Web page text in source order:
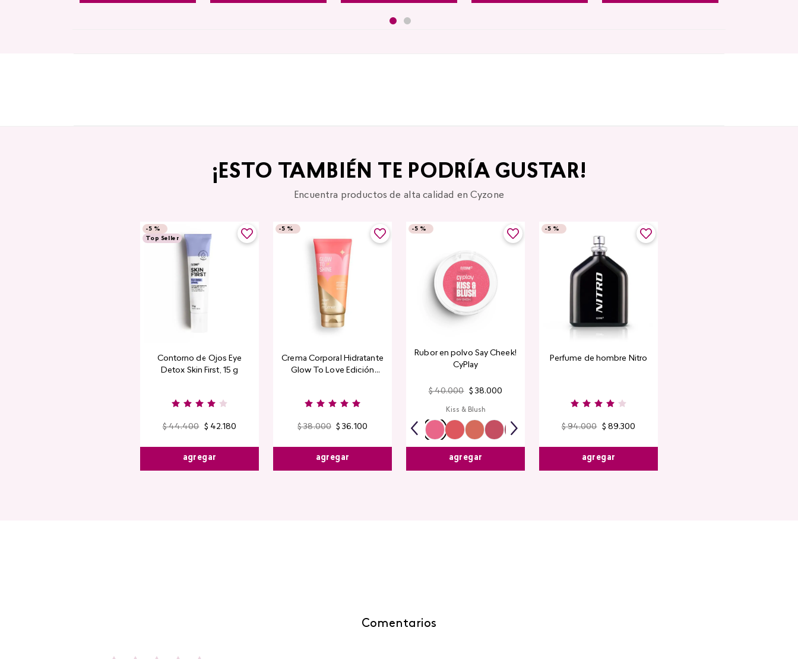
¡ESTO TAMBIÉN TE PODRÍA GUSTAR!
Encuentra productos de alta calidad en Cyzone
-5 %
Top Seller
Contorno de Ojos Eye
Detox Skin First, 15 g
$ 44.400 $ 42.180
agregar
-5 %
Crema Corporal Hidratante
Glow To Love Edición
$ 38.000 $ 36.100
agregar
-5 %
Rubor en polvo Say Cheek!
CyPlay
$ 40.000 $ 38.000
Kiss & Blush
agregar
-5 %
Perfume de hombre Nitro
$ 94.000 $ 89.300
agregar
Comentarios